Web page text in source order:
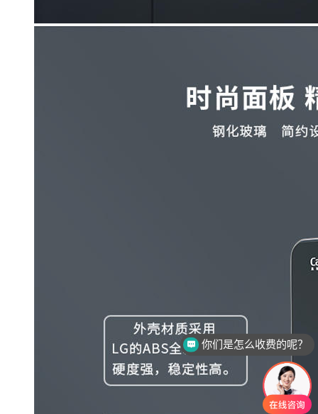
你们是怎么收费的呢？
现在有优惠活动么？